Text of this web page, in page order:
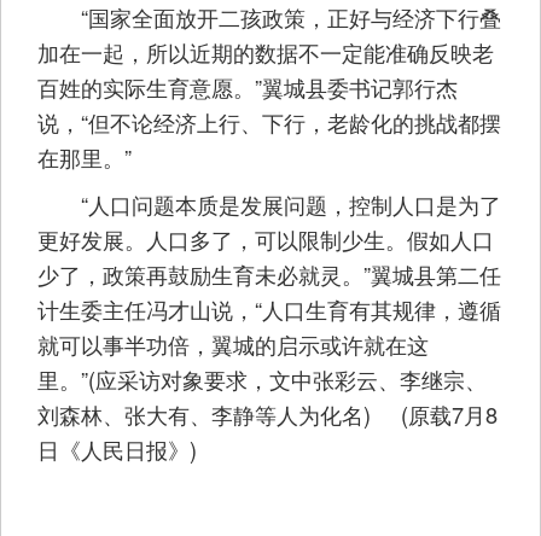
“国家全面放开二孩政策，正好与经济下行叠
加在一起，所以近期的数据不一定能准确反映老
百姓的实际生育意愿。”翼城县委书记郭行杰
说，“但不论经济上行、下行，老龄化的挑战都摆
在那里。”
“人口问题本质是发展问题，控制人口是为了
更好发展。人口多了，可以限制少生。假如人口
少了，政策再鼓励生育未必就灵。”翼城县第二任
计生委主任冯才山说，“人口生育有其规律，遵循
就可以事半功倍，翼城的启示或许就在这
里。”(应采访对象要求，文中张彩云、李继宗、
刘森林、张大有、李静等人为化名) (原载7月8
日《人民日报》)